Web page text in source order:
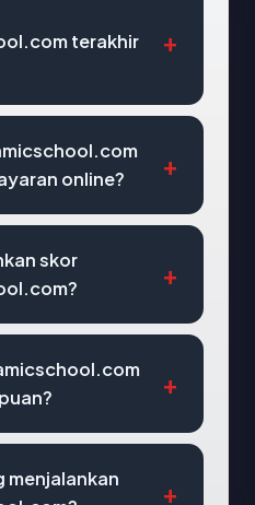
terakhir
online?
skor
menjalankan